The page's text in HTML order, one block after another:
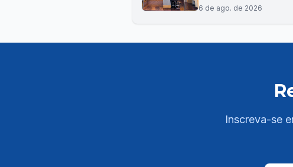
6 de ago. de 2026
Inscreva-se